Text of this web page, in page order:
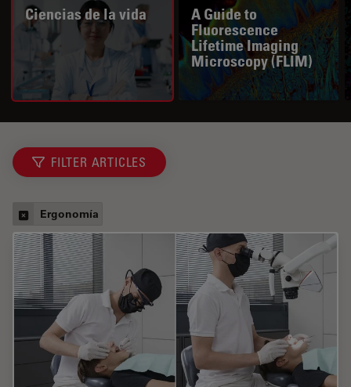
Ciencias de la vida
A Guide to
Fluorescence
Lifetime Imaging
Microscopy (FLIM)
FILTER ARTICLES
Ergonomía